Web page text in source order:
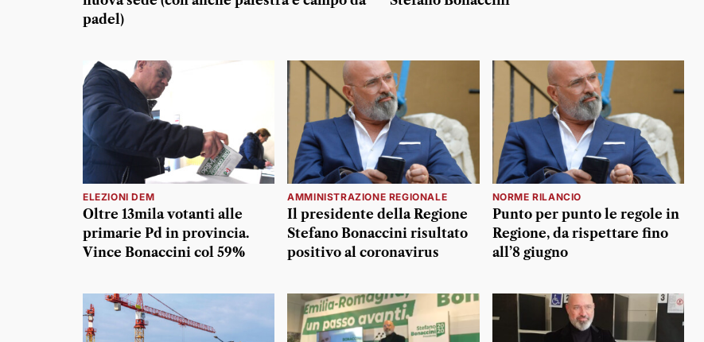
padel)
ELEZIONI DEM
Oltre 13mila votanti alle
primarie Pd in provincia.
Vince Bonaccini col 59%
AMMINISTRAZIONE REGIONALE
Il presidente della Regione
Stefano Bonaccini risultato
positivo al coronavirus
NORME RILANCIO
Punto per punto le regole in
Regione, da rispettare fino
all’8 giugno